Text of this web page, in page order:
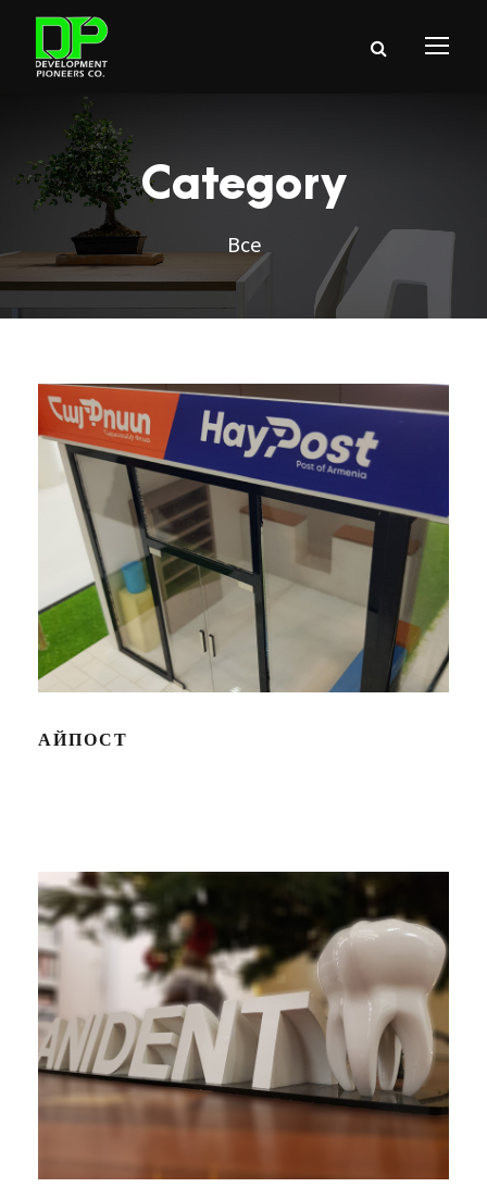
Category
Все
АЙПОСТ